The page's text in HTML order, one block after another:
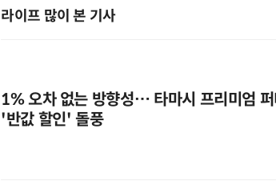
라이프 많이 본 기사
1% 오차 없는 방향성… 타마시 프리미엄 퍼
'반값 할인' 돌풍